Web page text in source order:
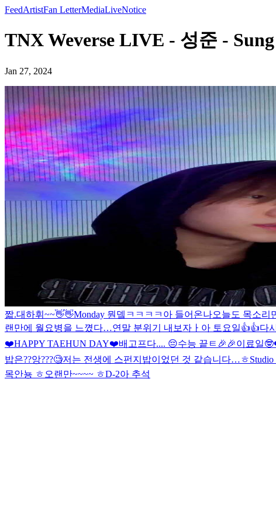
FeedArtistFan LetterMediaLiveNotice
TNX Weverse LIVE - 성준 -
Jan 27, 2024
짧.대하휘~~👋👋Monday 뭔뎈ㅋㅋㅋㅋ 아 들어온나오늘도 목소리
랜만에 월요병을 느꼈다…연말 분위기 내보자ㅏ 아 토요일👍👍다
❤️HAPPY TAEHUN DAY❤️배고프다.... 😔수능 끝ㅌ🎉🎉이료일🤓
밥은??앙???🧐저는 전생에 스펀지밥이었던 것 같습니다…ㅎ
목안뇽 ㅎ 오랜만~~~~ ㅎD-2아 추석